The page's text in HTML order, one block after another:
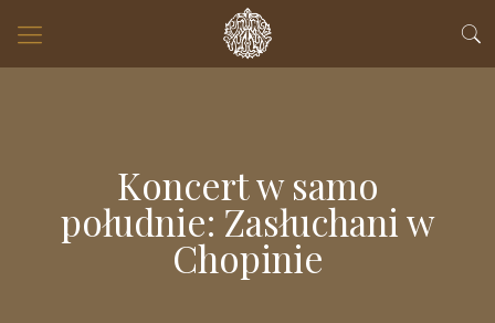
Koncert w samo
południe: Zasłuchani w
Chopinie